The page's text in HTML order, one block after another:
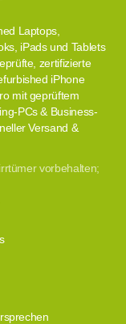
Laptops,
iPads und Tablets
zertifizierte
iPhone
mit geprüftem
PCs & Business-
Versand &
vorbehalten;